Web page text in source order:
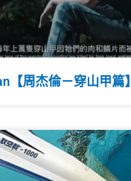
【周杰倫－穿山甲篇】